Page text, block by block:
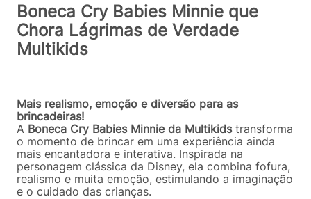
Boneca Cry Babies Minnie que
Chora Lágrimas de Verdade
Multikids
Mais realismo, emoção e diversão para as
brincadeiras!
A Boneca Cry Babies Minnie da Multikidstransforma
o momento de brincar em uma experiência ainda
mais encantadora e interativa. Inspirada na
personagem clássica da Disney, ela combina fofura,
realismo e muita emoção, estimulando a imaginação
e o cuidado das crianças.